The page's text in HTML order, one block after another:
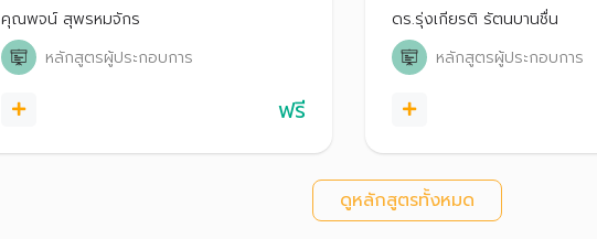
คุณพจน์ สุพรหมจักร
หลักสูตรผู้ประกอบการ
ฟรี
ประเทศไทย พร้อมรู้จักทางเลือ
ของธุรกิจ Startup
ดร.รุ่งเกียรติ รัตนบานชื่น
หลักสูตรผู้ประกอบการ
ดูหลักสูตรทั้งหมด